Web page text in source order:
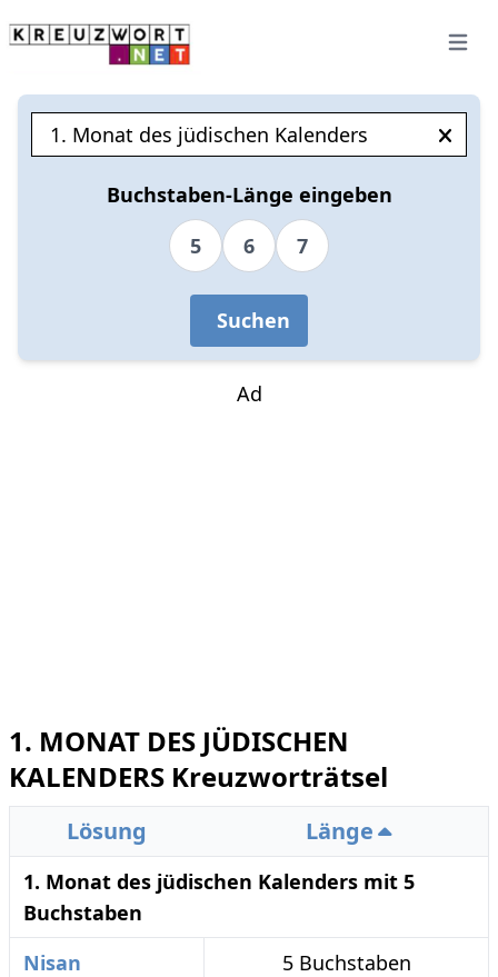
Open
Buchstaben-Länge eingeben
5
6 7
Suchen
Ad
1. MONAT DES JÜDISCHEN
KALENDERS Kreuzworträtsel
Lösung Länge
1. Monat des jüdischen Kalenders mit 5
Buchstaben
Nisan
5 Buchstaben